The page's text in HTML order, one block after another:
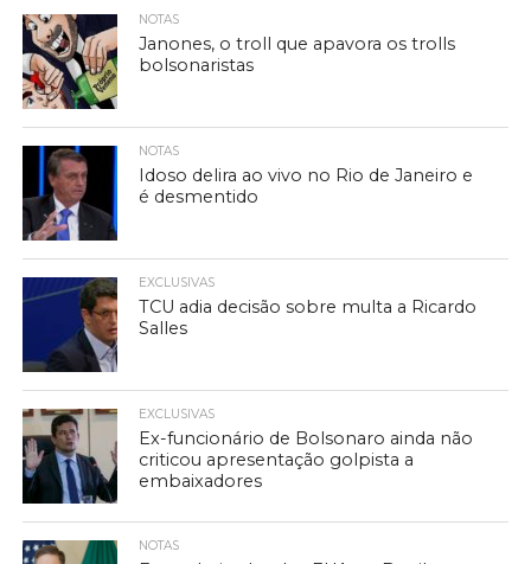
NOTAS
Janones, o troll que apavora os trolls
bolsonaristas
NOTAS
Idoso delira ao vivo no Rio de Janeiro e
é desmentido
EXCLUSIVAS
TCU adia decisão sobre multa a Ricardo
Salles
EXCLUSIVAS
Ex-funcionário de Bolsonaro ainda não
criticou apresentação golpista a
embaixadores
NOTAS